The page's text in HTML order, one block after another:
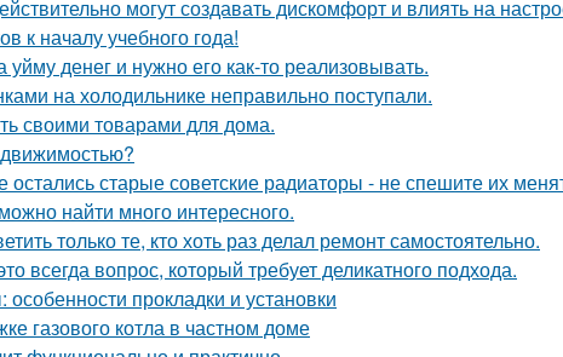
могут создавать дискомфорт и влиять на
к началу учебного года!
уйму денег и нужно его как-то реализовывать.
на холодильнике неправильно поступали.
своими товарами для дома.
остались старые советские радиаторы - не спешите их
найти много интересного.
только те, кто хоть раз делал ремонт самостоятельно.
всегда вопрос, который требует деликатного подхода.
прокладки и установки
газового котла в частном доме